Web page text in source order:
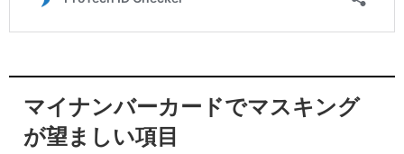
マイナンバーカードでマスキング
が望ましい項目